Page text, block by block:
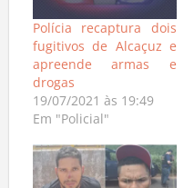
Polícia recaptura dois
fugitivos de Alcaçuz e
apreende armas e
drogas
19/07/2021 às 19:49
Em "Policial"